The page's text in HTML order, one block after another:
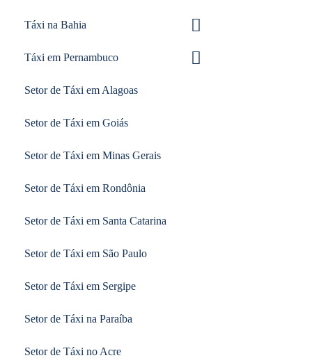
Táxi na Bahia
Táxi em Pernambuco
Setor de Táxi em Alagoas
Setor de Táxi em Goiás
Setor de Táxi em Minas Gerais
Setor de Táxi em Rondônia
Setor de Táxi em Santa Catarina
Setor de Táxi em São Paulo
Setor de Táxi em Sergipe
Setor de Táxi na Paraíba
Setor de Táxi no Acre